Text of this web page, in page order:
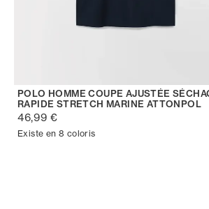
POLO HOMME COUPE AJUSTÉE
RAPIDE STRETCH MARINE ATTONPOL
46,99 €
Existe en 8 coloris